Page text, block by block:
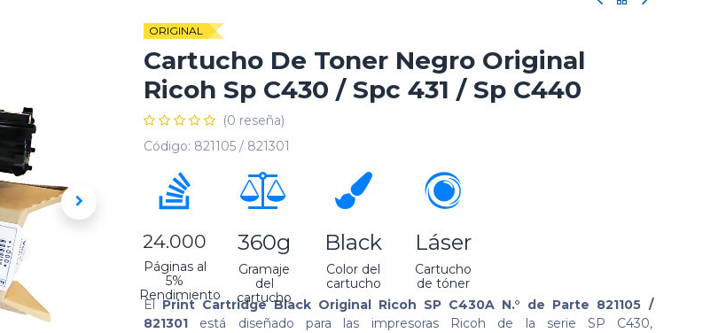
ORIGINAL
Cartucho De Toner Negro Original
Ricoh Sp C430 / Spc 431 / Sp C440
(0 reseña)
Código: 821105 / 821301
24.000
Páginas al
5%
Rendimiento
360g
Gramaje
del
cartucho
Black
Color del
cartucho
Láser
Cartucho
de tóner
El Print Cartridge Black Original Ricoh SP C430A N.° de Parte 821105 /
821301 está diseñado para las impresoras Ricoh de la serie SP C430,